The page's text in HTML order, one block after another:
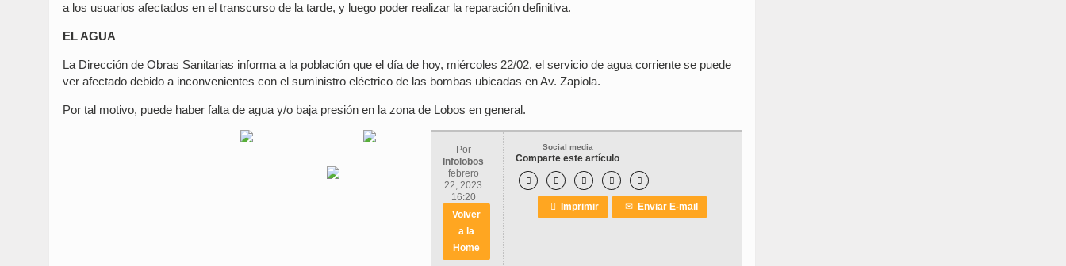
a los usuarios afectados en el transcurso de la tarde, y luego poder realizar la reparación definitiva.
EL AGUA
La Dirección de Obras Sanitarias informa a la población que el día de hoy, miércoles 22/02, el servicio de agua corriente se puede
ver afectado debido a inconvenientes con el suministro eléctrico de las bombas ubicadas en Av. Zapiola.
Por tal motivo, puede haber falta de agua y/o baja presión en la zona de Lobos en general.
Social media
Comparte este artículo
    
 Imprimir ✉Enviar E-mail
Por
Infolobos
febrero
22, 2023
16:20
Volver
a la
Home